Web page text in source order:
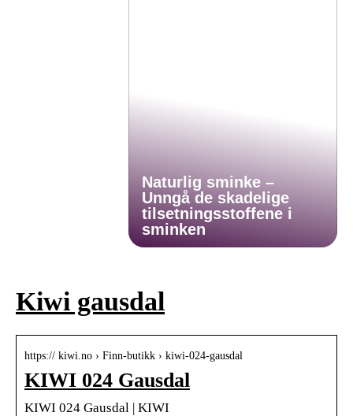
Naturlig sminke –
Unngå de skadelige
tilsetningsstoffene i
sminken
Kiwi gausdal
https:// kiwi.no › Finn-butikk › kiwi-024-gausdal
KIWI 024 Gausdal
KIWI 024 Gausdal | KIWI